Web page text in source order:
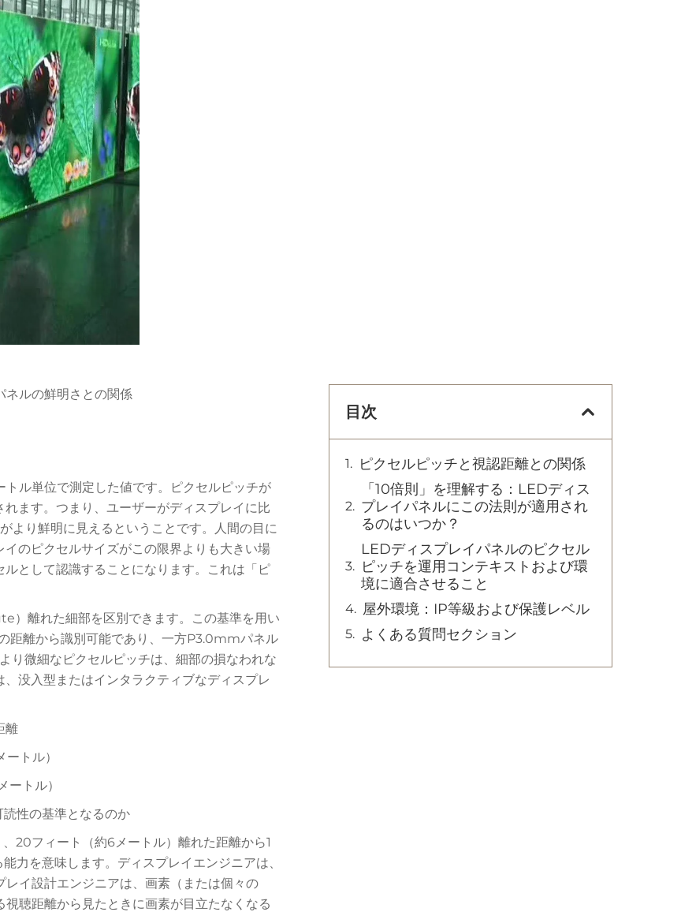
ネルの鮮明さとの関係
ル単位で測定した値です。ピクセルピッチが
ます。つまり、ユーザーがディスプレイに比
より鮮明に見えるということです。人間の目に
のピクセルサイズがこの限界よりも大きい場
として認識することになります。これは「ピ
）離れた細部を区別できます。この基準を用い
距離から識別可能であり、一方P3.0mmパネル
り微細なピクセルピッチは、細部の損なわれな
没入型またはインタラクティブなディスプレ
離
トル）
トル）
性の基準となるのか
20フィート（約6メートル）離れた距離から1
を意味します。ディスプレイエンジニアは、
イ設計エンジニアは、画素（または個々の
聴距離から見たときに画素が目立たなくなる
目次
ピクセルピッチと視認距離との関係
「10倍則」を理解する：LEDディス
プレイパネルにこの法則が適用され
るのはいつか？
LEDディスプレイパネルのピクセル
ピッチを運用コンテキストおよび環
境に適合させること
屋外環境：IP等級および保護レベル
よくある質問セクション